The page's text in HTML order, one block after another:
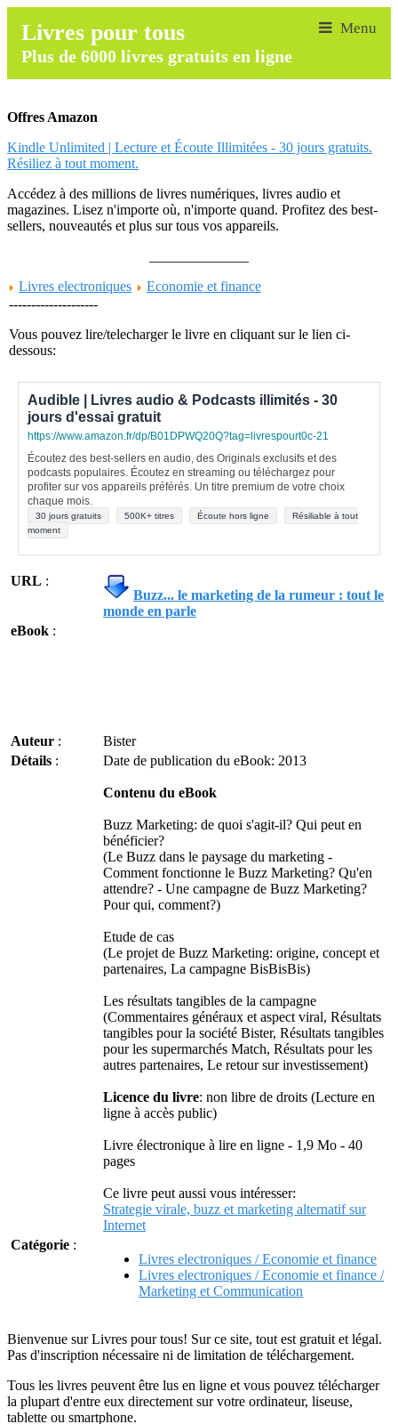
Livres pour tous
Plus de 6000 livres gratuits en ligne
Offres Amazon
Kindle Unlimited | Lecture et Écoute Illimitées - 30 jours gratuits.
Résiliez à tout moment.
Accédez à des millions de livres numériques, livres audio et
magazines. Lisez n'importe où, n'importe quand. Profitez des best-
sellers, nouveautés et plus sur tous vos appareils.
Livres electroniques
Economie et finance
--------------------
Vous pouvez lire/telecharger le livre en cliquant sur le lien ci-
dessous:
Audible | Livres audio & Podcasts illimités - 30
jours d'essai gratuit
https://www.amazon.fr/dp/B01DPWQ20Q?tag=livrespourt0c-21
Écoutez des best-sellers en audio, des Originals exclusifs et des
podcasts populaires. Écoutez en streaming ou téléchargez pour
profiter sur vos appareils préférés. Un titre premium de votre choix
chaque mois.
30 jours gratuits 500K+ titres Écoute hors ligne
Résiliable à tout
moment
URL :
Buzz... le marketing de la rumeur : tout le
monde en parle
eBook :
Auteur :
Bister
Détails : Date de publication du eBook: 2013
Contenu du eBook
Buzz Marketing: de quoi s'agit-il? Qui peut en
bénéficier?
(Le Buzz dans le paysage du marketing -
Comment fonctionne le Buzz Marketing? Qu'en
attendre? - Une campagne de Buzz Marketing?
Pour qui, comment?)
Etude de cas
(Le projet de Buzz Marketing: origine, concept et
partenaires, La campagne BisBisBis)
Les résultats tangibles de la campagne
(Commentaires généraux et aspect viral, Résultats
tangibles pour la société Bister, Résultats tangibles
pour les supermarchés Match, Résultats pour les
autres partenaires, Le retour sur investissement)
Licence du livre: non libre de droits (Lecture en
ligne à accès public)
Livre électronique à lire en ligne - 1,9 Mo - 40
pages
Ce livre peut aussi vous intéresser:
Strategie virale, buzz et marketing alternatif sur
Internet
Catégorie :
Livres electroniques / Economie et finance
Livres electroniques / Economie et finance /
Marketing et Communication
Bienvenue sur Livres pour tous! Sur ce site, tout est gratuit et légal.
Pas d'inscription nécessaire ni de limitation de téléchargement.
Tous les livres peuvent être lus en ligne et vous pouvez télécharger
la plupart d'entre eux directement sur votre ordinateur, liseuse,
tablette ou smartphone.